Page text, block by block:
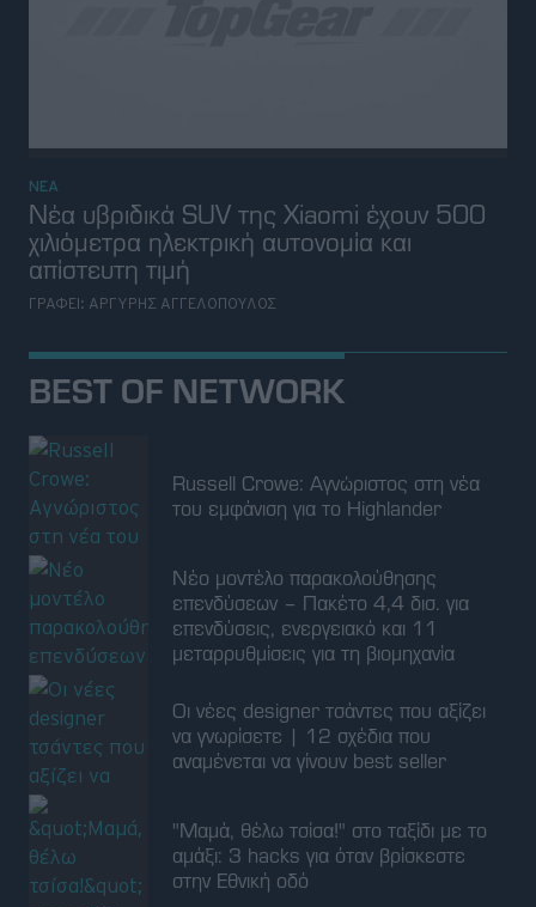
BEST OF NETWORK
Russell Crowe: Αγνώριστος στη νέα
του εμφάνιση για το Highlander
Νέο μοντέλο παρακολούθησης
επενδύσεων – Πακέτο 4,4 δισ. για
Οι νέες designer τσάντες που αξίζει
να γνωρίσετε | 12 σχέδια που
"Μαμά, θέλω τσίσα!" στο ταξίδι με το
αμάξι: 3 hacks για όταν βρίσκεστε
στην Εθνική οδό
Η βασίλισσα Letizia έδωσε ξανά ζωή
στο αγαπημένο λευκό της φόρεμα με
Με κούρασαν τα πέδιλα και ψάχνω να
βρω παπούτσια που θα φορέσω το